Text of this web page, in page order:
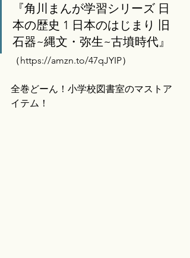
『角川まんが学習シリーズ 日
本の歴史 1 日本のはじまり 旧
石器~縄文・弥生~古墳時代』
（ https://amzn.to/47qJYIP）
全巻どーん！小学校図書室のマストア
イテム！